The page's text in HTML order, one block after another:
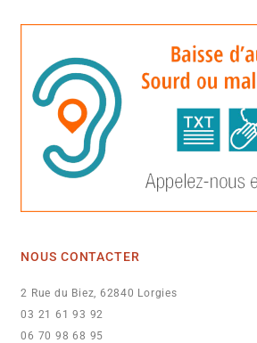
NOUS CONTACTER
2 Rue du Biez, 62840 Lorgies
03 21 61 93 92
06 70 98 68 95